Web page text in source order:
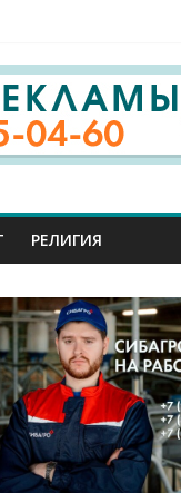
из-за рубежа
РЕЛИГИЯ